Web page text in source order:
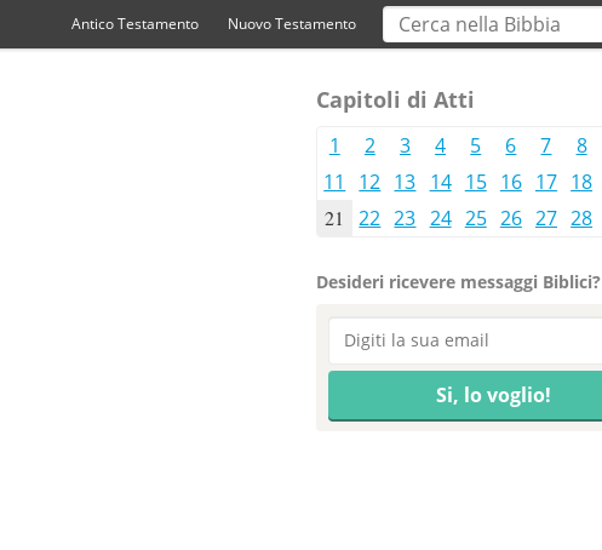
Antico Testamento Nuovo Testamento
Capitoli di Atti
1 2 3 4 5 6 7 8
11
12 13 14 15 16 17 18
21 22 23 24 25 26 27 28
Desideri ricevere messaggi Biblici?